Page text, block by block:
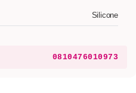
Silicone
0810476010973